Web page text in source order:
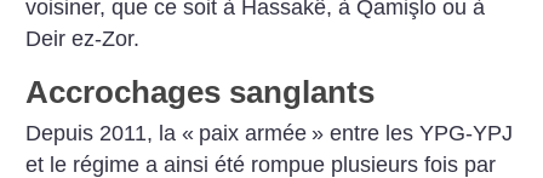
voisiner, que ce soit à Hassakê, à Qamişlo ou à
Deir ez-Zor.
Accrochages sanglants
Depuis 2011, la « paix armée » entre les YPG-YPJ
et le régime a ainsi été rompue plusieurs fois par